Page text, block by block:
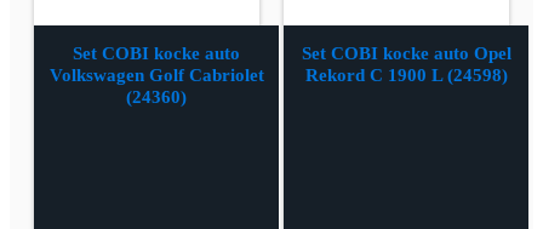
Set COBI kocke auto
Volkswagen Golf Cabriolet
(24360)
Set COBI kocke auto Opel
Rekord C 1900 L (24598)